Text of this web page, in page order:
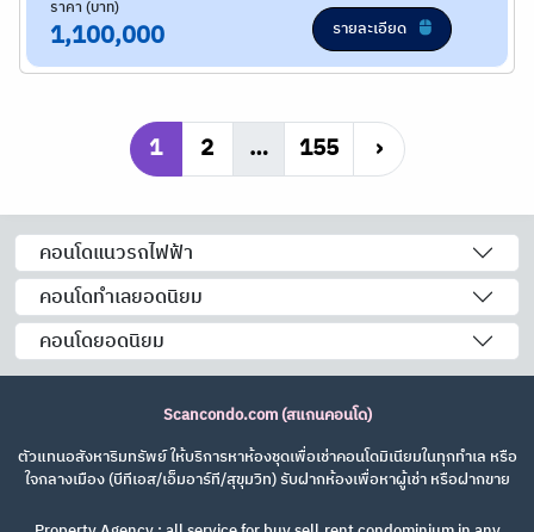
ราคา (บาท)
1,100,000 รายละเอียด
1 2 … 155 ›
คอนโดแนวรถไฟฟ้า
คอนโดทำเลยอดนิยม
คอนโดยอดนิยม
Scancondo.com (สแกนคอนโด)
ตัวแทนอสังหาริมทรัพย์ ให้บริการหาห้องชุดเพื่อเช่าคอนโดมิเนียมในทุกทำเล หรือ
ใจกลางเมือง (บีทีเอส/เอ็มอาร์ที/สุขุมวิท) รับฝากห้องเพื่อหาผู้เช่า หรือฝากขาย